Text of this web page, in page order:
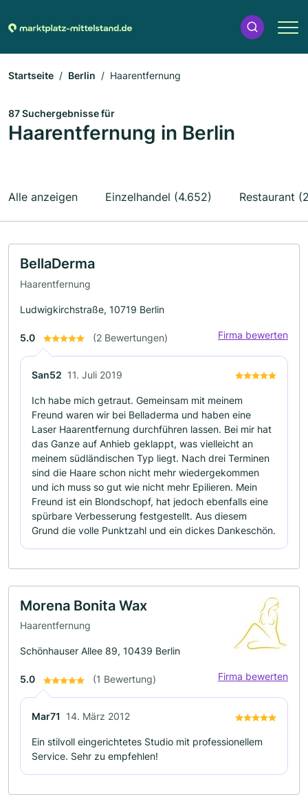
Startseite Berlin Haarentfernung
87 Suchergebnisse für
Haarentfernung in Berlin
Alle anzeigen Einzelhandel (4.652) Restaurant
BellaDerma
Haarentfernung
Ludwigkirchstraße, 10719 Berlin
5.0 (2 Bewertungen) Firma bewerten
San52 11. Juli 2019
Ich habe mich getraut. Gemeinsam mit meinem
Freund waren wir bei Belladerma und haben eine
Laser Haarentfernung durchführen lassen. Bei mir hat
das Ganze auf Anhieb geklappt, was vielleicht an
meinem südländischen Typ liegt. Nach drei Terminen
sind die Haare schon nicht mehr wiedergekommen
und ich muss so gut wie nicht mehr Epilieren. Mein
Freund ist ein Blondschopf, hat jedoch ebenfalls eine
spürbare Verbesserung festgestellt. Aus diesem
Grund die volle Punktzahl und ein dickes Dankeschön.
Morena Bonita Wax
Haarentfernung
Schönhauser Allee 89, 10439 Berlin
5.0 (1 Bewertung) Firma bewerten
Mar71 14. März 2012
Ein stilvoll eingerichtetes Studio mit professionellem
Service. Sehr zu empfehlen!